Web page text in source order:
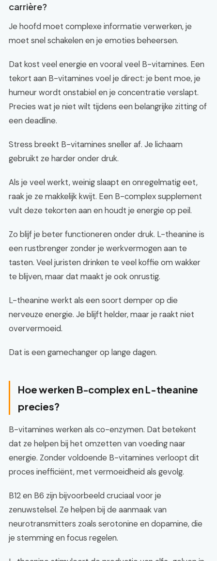
carrière?
Je hoofd moet complexe informatie verwerken, je
moet snel schakelen en je emoties beheersen.
Dat kost veel energie en vooral veel B-vitamines. Een
tekort aan B-vitamines voel je direct: je bent moe, je
humeur wordt onstabiel en je concentratie verslapt.
Precies wat je niet wilt tijdens een belangrijke zitting of
een deadline.
Stress breekt B-vitamines sneller af. Je lichaam
gebruikt ze harder onder druk.
Als je veel werkt, weinig slaapt en onregelmatig eet,
raak je ze makkelijk kwijt. Een B-complex supplement
vult deze tekorten aan en houdt je energie op peil.
Zo blijf je beter functioneren onder druk. L-theanine is
een rustbrenger zonder je werkvermogen aan te
tasten. Veel juristen drinken te veel koffie om wakker
te blijven, maar dat maakt je ook onrustig.
L-theanine werkt als een soort demper op die
nerveuze energie. Je blijft helder, maar je raakt niet
oververmoeid.
Dat is een gamechanger op lange dagen.
Hoe werken B-complex en L-theanine
precies?
B-vitamines werken als co-enzymen. Dat betekent
dat ze helpen bij het omzetten van voeding naar
energie. Zonder voldoende B-vitamines verloopt dit
proces inefficiënt, met vermoeidheid als gevolg.
B12 en B6 zijn bijvoorbeeld cruciaal voor je
zenuwstelsel. Ze helpen bij de aanmaak van
neurotransmitters zoals serotonine en dopamine, die
je stemming en focus regelen.